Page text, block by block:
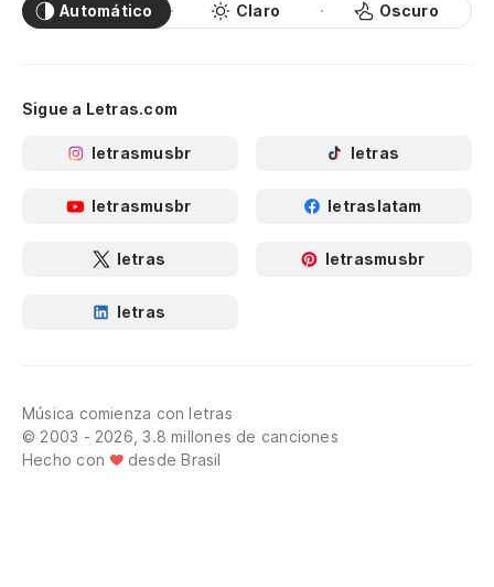
Automático Claro Oscuro
Sigue a Letras.com
letrasmusbr letras
letrasmusbr letraslatam
letras letrasmusbr
letras
Música comienza con letras
© 2003 - 2026, 3.8 millones de canciones
Hecho con
desde Brasil